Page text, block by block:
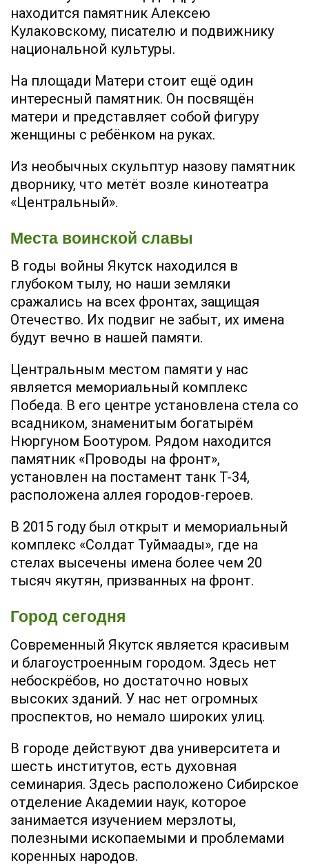
находится памятник Алексею
Кулаковскому, писателю и подвижнику
национальной культуры.
На площади Матери стоит ещё один
интересный памятник. Он посвящён
матери и представляет собой фигуру
женщины с ребёнком на руках.
Из необычных скульптур назову памятник
дворнику, что метёт возле кинотеатра
«Центральный».
Места воинской славы
В годы войны Якутск находился в
глубоком тылу, но наши земляки
сражались на всех фронтах, защищая
Отечество. Их подвиг не забыт, их имена
будут вечно в нашей памяти.
Центральным местом памяти у нас
является мемориальный комплекс
Победа. В его центре установлена стела со
всадником, знаменитым богатырём
Нюргуном Боотуром. Рядом находится
памятник «Проводы на фронт»,
установлен на постамент танк Т-34,
расположена аллея городов-героев.
В 2015 году был открыт и мемориальный
комплекс «Солдат Туймаады», где на
стелах высечены имена более чем 20
тысяч якутян, призванных на фронт.
Город сегодня
Современный Якутск является красивым
и благоустроенным городом. Здесь нет
небоскрёбов, но достаточно новых
высоких зданий. У нас нет огромных
проспектов, но немало широких улиц.
В городе действуют два университета и
шесть институтов, есть духовная
семинария. Здесь расположено Сибирское
отделение Академии наук, которое
занимается изучением мерзлоты,
полезными ископаемыми и проблемами
коренных народов.